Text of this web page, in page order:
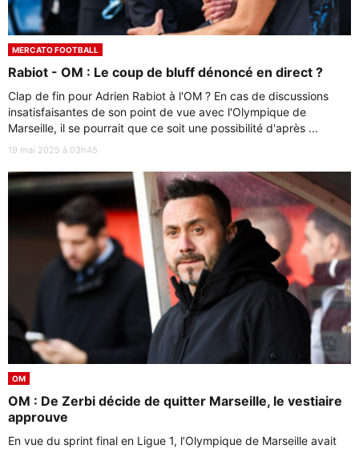
MERCATO FOOTBALL
Rabiot - OM : Le coup de bluff dénoncé en direct ?
Clap de fin pour Adrien Rabiot à l'OM ? En cas de discussions
insatisfaisantes de son point de vue avec l'Olympique de
Marseille, il se pourrait que ce soit une possibilité d'après ...
19 mai 2025 à 03h45
OM
OM : De Zerbi décide de quitter Marseille, le vestiaire
approuve
En vue du sprint final en Ligue 1, l’Olympique de Marseille avait